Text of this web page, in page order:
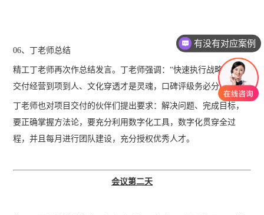
06、丁老师总结
精工丁老师再次作总结发言。丁老师强调：“快速执行战略意图、
交付经营到项到人、文化穿透才是灵魂，口碑评级务必分层。”
丁老师也对项目交付的伙伴们提出要求：解决问题、完成目标，
要正确掌握方法论，要充分利用数字化工具，数字化贯穿全过
程，并且每月进行团队建设，充分授权优秀人才。
会议第二天
老师可以上面拜访吗？